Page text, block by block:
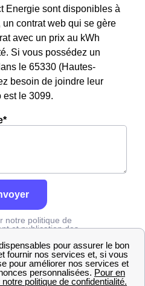
Energie sont disponibles à
un contrat web qui se gère
avec un prix au kWh
Si vous possédez un
le 65330 (Hautes-
besoin de joindre leur
est le 3099.
notre politique de
et publication des
Bonrepos